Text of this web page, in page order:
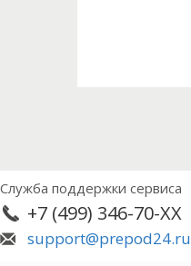
Служба поддержки сервиса
+7 (499) 346-70-XX
support@prepod24.ru